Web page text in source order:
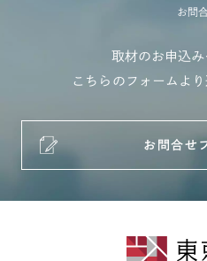
お問
取材のお申込
こちらのフォームより
お問合せ